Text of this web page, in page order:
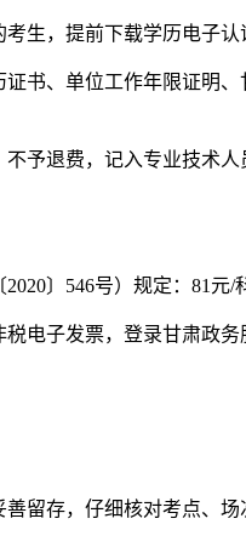
生，提前下载学历电子认
书、单位工作年限证明
予退费，记入专业技术
〕546号）规定：81元/
电子发票，登录甘肃政
留存，仔细核对考点、场